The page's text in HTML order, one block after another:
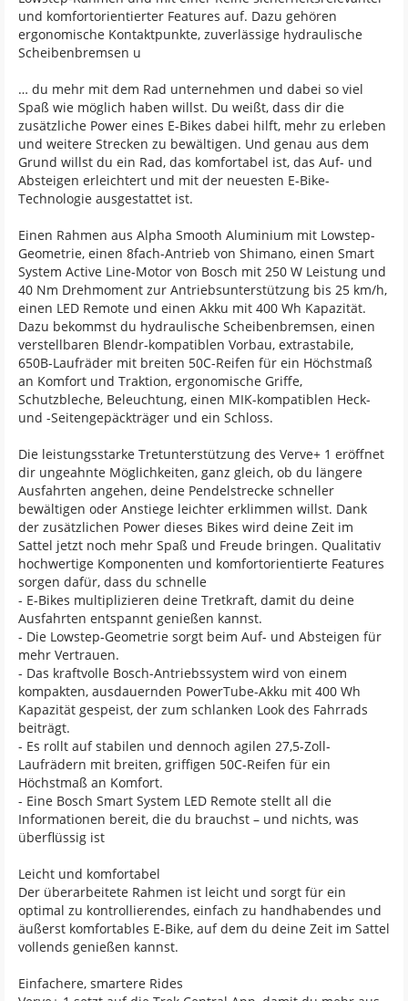
und komfortorientierter Features auf. Dazu gehören
ergonomische Kontaktpunkte, zuverlässige hydraulische
Scheibenbremsen u
… du mehr mit dem Rad unternehmen und dabei so viel
Spaß wie möglich haben willst. Du weißt, dass dir die
zusätzliche Power eines E-Bikes dabei hilft, mehr zu erleben
und weitere Strecken zu bewältigen. Und genau aus dem
Grund willst du ein Rad, das komfortabel ist, das Auf- und
Absteigen erleichtert und mit der neuesten E-Bike-
Technologie ausgestattet ist.
Einen Rahmen aus Alpha Smooth Aluminium mit Lowstep-
Geometrie, einen 8fach-Antrieb von Shimano, einen Smart
System Active Line-Motor von Bosch mit 250 W Leistung und
40 Nm Drehmoment zur Antriebsunterstützung bis 25 km/h,
einen LED Remote und einen Akku mit 400 Wh Kapazität.
Dazu bekommst du hydraulische Scheibenbremsen, einen
verstellbaren Blendr-kompatiblen Vorbau, extrastabile,
650B-Laufräder mit breiten 50C-Reifen für ein Höchstmaß
an Komfort und Traktion, ergonomische Griffe,
Schutzbleche, Beleuchtung, einen MIK-kompatiblen Heck-
und -Seitengepäckträger und ein Schloss.
Die leistungsstarke Tretunterstützung des Verve+ 1 eröffnet
dir ungeahnte Möglichkeiten, ganz gleich, ob du längere
Ausfahrten angehen, deine Pendelstrecke schneller
bewältigen oder Anstiege leichter erklimmen willst. Dank
der zusätzlichen Power dieses Bikes wird deine Zeit im
Sattel jetzt noch mehr Spaß und Freude bringen. Qualitativ
hochwertige Komponenten und komfortorientierte Features
sorgen dafür, dass du schnelle
- E-Bikes multiplizieren deine Tretkraft, damit du deine
Ausfahrten entspannt genießen kannst.
- Die Lowstep-Geometrie sorgt beim Auf- und Absteigen für
mehr Vertrauen.
- Das kraftvolle Bosch-Antriebssystem wird von einem
kompakten, ausdauernden PowerTube-Akku mit 400 Wh
Kapazität gespeist, der zum schlanken Look des Fahrrads
beiträgt.
- Es rollt auf stabilen und dennoch agilen 27,5-Zoll-
Laufrädern mit breiten, griffigen 50C-Reifen für ein
Höchstmaß an Komfort.
- Eine Bosch Smart System LED Remote stellt all die
Informationen bereit, die du brauchst – und nichts, was
überflüssig ist
Leicht und komfortabel
Der überarbeitete Rahmen ist leicht und sorgt für ein
optimal zu kontrollierendes, einfach zu handhabendes und
äußerst komfortables E-Bike, auf dem du deine Zeit im Sattel
vollends genießen kannst.
Einfachere, smartere Rides